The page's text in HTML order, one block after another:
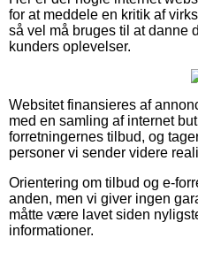
for at meddele en kritik af
så vel må bruges til at danne
kunders oplevelser.
Websitet finansieres af
med en samling af internet
forretningernes tilbud, og
personer vi sender videre
Orientering om tilbud og e-
anden, men vi giver ingen
måtte være lavet siden
informationer.